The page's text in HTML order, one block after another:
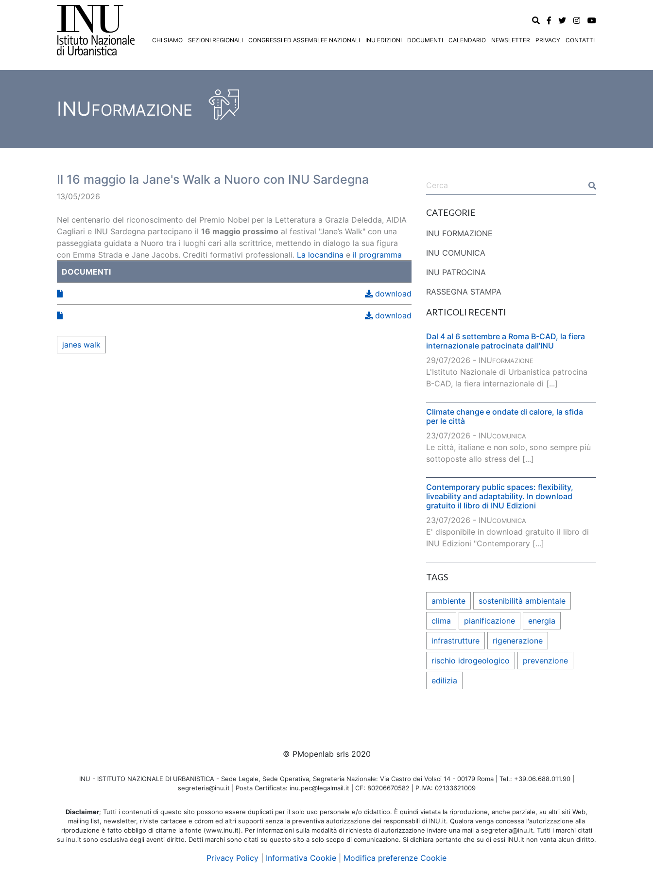
CHI SIAMO SEZIONI REGIONALI CONGRESSI ED ASSEMBLEE NAZIONALI INU EDIZIONI DOCUMENTI CALENDARIO NEWSLETTER PRIVACY CONTATTI
INUFORMAZIONE
Il 16 maggio la Jane's Walk a Nuoro con INU Sardegna
13/05/2026
Nel centenario del riconoscimento del Premio Nobel per la Letteratura a Grazia Deledda, AIDIA
Cagliari e INU Sardegna partecipano il 16 maggio prossimo al festival "Jane’s Walk" con una
passeggiata guidata a Nuoro tra i luoghi cari alla scrittrice, mettendo in dialogo la sua figura
con Emma Strada e Jane Jacobs. Crediti formativi professionali. La locandina e il programma
DOCUMENTI
download
download
janes walk
CATEGORIE
INU FORMAZIONE
INU COMUNICA
INU PATROCINA
RASSEGNA STAMPA
ARTICOLI RECENTI
Dal 4 al 6 settembre a Roma B-CAD, la fiera
internazionale patrocinata dall'INU
29/07/2026 - INUFORMAZIONE
L'Istituto Nazionale di Urbanistica patrocina
B-CAD, la fiera internazionale di [...]
Climate change e ondate di calore, la sfida
per le città
23/07/2026 - INUCOMUNICA
Le città, italiane e non solo, sono sempre più
sottoposte allo stress del [...]
Contemporary public spaces: flexibility,
liveability and adaptability. In download
gratuito il libro di INU Edizioni
23/07/2026 - INUCOMUNICA
E' disponibile in download gratuito il libro di
INU Edizioni "Contemporary [...]
TAGS
ambiente sostenibilità ambientale
clima pianificazione energia
infrastrutture rigenerazione
rischio idrogeologico prevenzione
edilizia
© PMopenlab srls 2020
INU - ISTITUTO NAZIONALE DI URBANISTICA - Sede Legale, Sede Operativa, Segreteria Nazionale: Via Castro dei Volsci 14 - 00179 Roma | Tel.: +39.06.688.011.90 |
segreteria@inu.it | Posta Certificata: inu.pec@legalmail.it | CF: 80206670582 | P.IVA: 02133621009
Disclaimer; Tutti i contenuti di questo sito possono essere duplicati per il solo uso personale e/o didattico. È quindi vietata la riproduzione, anche parziale, su altri siti Web,
mailing list, newsletter, riviste cartacee e cdrom ed altri supporti senza la preventiva autorizzazione dei responsabili di INU.it. Qualora venga concessa l'autorizzazione alla
riproduzione è fatto obbligo di citarne la fonte (www.inu.it). Per informazioni sulla modalità di richiesta di autorizzazione inviare una mail a segreteria@inu.it. Tutti i marchi citati
su inu.it sono esclusiva degli aventi diritto. Detti marchi sono citati su questo sito a solo scopo di comunicazione. Si dichiara pertanto che su di essi INU.it non vanta alcun diritto.
Privacy Policy Informativa Cookie Modifica preferenze Cookie